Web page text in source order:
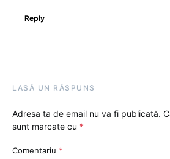
Reply
LASĂ UN RĂSPUNS
Adresa ta de email nu va fi publicată.
sunt marcate cu *
Comentariu *